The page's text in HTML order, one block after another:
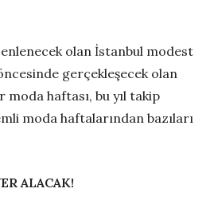
olan İstanbul modest
gerçekleşecek olan
moda haftası, bu yıl takip
moda haftalarından bazıları
ALACAK!